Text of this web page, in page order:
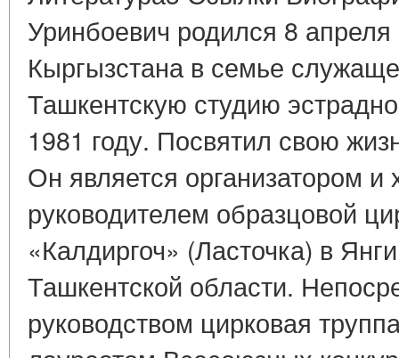
Уринбоевич родился 8
Кыргызстана в семье
Ташкентскую студию
1981 году. Посвятил свою
Он является организатором
руководителем образцовой
«Калдиргоч» (Ласточка) в
Ташкентской области.
руководством цирковая